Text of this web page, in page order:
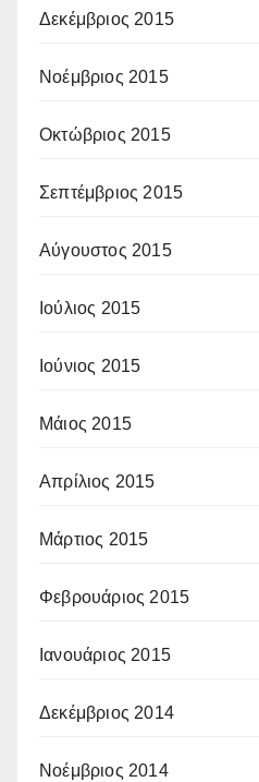
Δεκέμβριος 2015
Νοέμβριος 2015
Οκτώβριος 2015
Σεπτέμβριος 2015
Αύγουστος 2015
Ιούλιος 2015
Ιούνιος 2015
Μάιος 2015
Απρίλιος 2015
Μάρτιος 2015
Φεβρουάριος 2015
Ιανουάριος 2015
Δεκέμβριος 2014
Νοέμβριος 2014